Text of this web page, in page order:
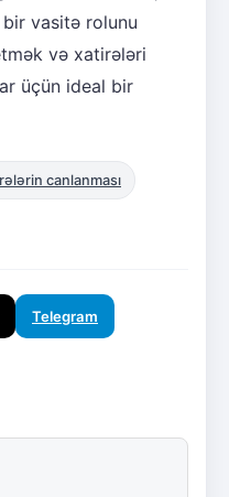
vasitə rolunu
və xatirələri
üçün ideal bir
canlanması
Telegram